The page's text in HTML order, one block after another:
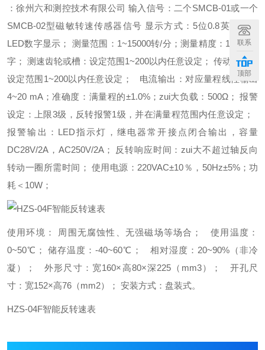
：徐州六和测控技术有限公司 输入信号：二个SMCB-01或一个
SMCB-02型磁敏转速传感器信号 显示方式： 5位0.8英寸红色
LED数字显示； 测量范围： 1~15000转/分；测量精度： 1 转±1个
字； 测速齿轮或槽：设定范围 1~200以内任意设定； 传动系数：
设定范围 1~200以内任意设定；
电流输出：对应量程线性输出
4~20 mA；准确度：满量程的±1.0%； zui大负载： 500Ω；
报警
设定：上限3级，反转报警1级，并在满量程范围内任意设定；
报警输出： LED指示灯，继电器常开接点闭合输出，容量
DC28V/2A ， AC250V/2A； 反转响应时间： zui大不超过轴反向
转动一圈所需时间； 使用电源： 220VAC±10 ％， 50Hz±5%；功
耗＜ 10W ；
使用环境： 周围无腐蚀性、无强磁场等场合；
使用温度：
0~50℃； 储存温度：-40~60℃； 相对湿度： 20~90%（非冷
凝）；
外形尺寸：宽160×高80×深225 （ mm3）；
开孔尺
寸：宽152×高76 （mm2）； 安装方式：盘装式。
HZS-04F智能反转速表
联系
顶部